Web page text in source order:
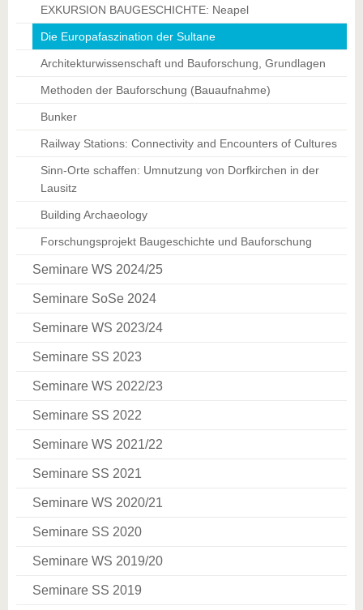
EXKURSION BAUGESCHICHTE: Neapel
Die Europafaszination der Sultane
Architekturwissenschaft und Bauforschung, Grundlagen
Methoden der Bauforschung (Bauaufnahme)
Bunker
Railway Stations: Connectivity and Encounters of Cultures
Sinn-Orte schaffen: Umnutzung von Dorfkirchen in der
Lausitz
Building Archaeology
Forschungsprojekt Baugeschichte und Bauforschung
Seminare WS 2024/25
Seminare SoSe 2024
Seminare WS 2023/24
Seminare SS 2023
Seminare WS 2022/23
Seminare SS 2022
Seminare WS 2021/22
Seminare SS 2021
Seminare WS 2020/21
Seminare SS 2020
Seminare WS 2019/20
Seminare SS 2019